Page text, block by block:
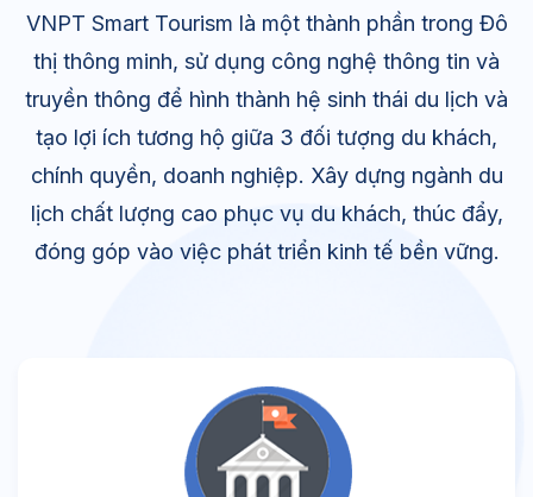
VNPT Smart Tourism là một thành phần trong Đô
thị thông minh, sử dụng công nghệ thông tin và
truyền thông để hình thành hệ sinh thái du lịch và
tạo lợi ích tương hộ giữa 3 đối tượng du khách,
chính quyền, doanh nghiệp. Xây dựng ngành du
lịch chất lượng cao phục vụ du khách, thúc đẩy,
đóng góp vào việc phát triển kinh tế bền vững.